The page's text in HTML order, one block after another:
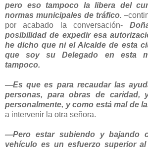
pero eso tampoco la libera del
normas municipales de tráfico.
por acabado la conversación-
posibilidad de expedir esa
he dicho que ni el Alcalde de esta
que soy su Delegado en esta
tampoco.
—Es que es para recaudar las
personas, para obras de caridad,
personalmente, y como está mal de
a intervenir la otra señora.
—Pero estar subiendo y bajando
vehículo es un esfuerzo superior